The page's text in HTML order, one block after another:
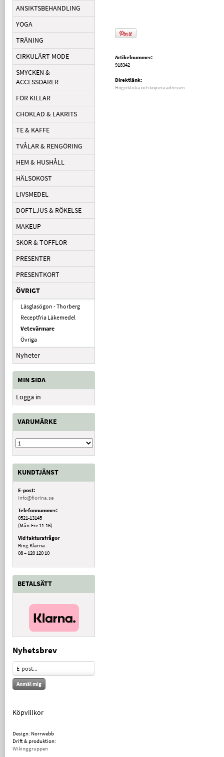
ANSIKTSBEHANDLING
YOGA
TRÄNING
CIRKULÄRT MODE
SMYCKEN &
ACCESSOARER
FÖR KILLAR
CHOKLAD & LAKRITS
TE & KAFFE
TVÅLAR & RENGÖRING
HEM & HUSHÅLL
HÄLSOKOST
LIVSMEDEL
DOFTLJUS & RÖKELSE
MAKEUP
SKOR & TOFFLOR
PRESENTER
PRESENTKORT
ÖVRIGT
Läsglasögon - Thorberg
Receptfria Läkemedel
Vetevärmare
Övriga
Nyheter
MIN SIDA
Logga in
VARUMÄRKE
KUNDTJÄNST
E-post:
info@fiorina.se
Telefonnummer:
0521-13145
(Mån-Fre 11-16)
Vid fakturafrågor
Ring Klarna
08 – 120 120 10
BETALSÄTT
Nyhetsbrev
Anmäl mig
Köpvillkor
Design: Norrwebb
Drift & produktion:
Wikinggruppen
Artikelnummer:
918342
Direktlänk:
Högerklicka och kopiera adressen